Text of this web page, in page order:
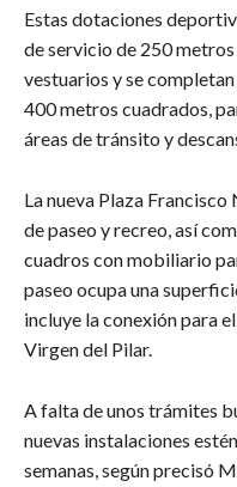
Estas dotaciones
de servicio de 250
vestuarios y se
400 metros cuadrados,
áreas de tránsito y
La nueva Plaza
de paseo y recreo, así
cuadros con mobiliario
paseo ocupa una
incluye la conexión para
Virgen del Pilar.
A falta de unos trámites
nuevas instalaciones
semanas, según precisó